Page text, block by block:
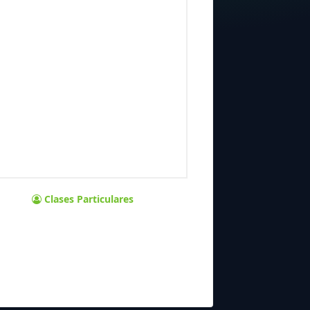
Clases Particulares